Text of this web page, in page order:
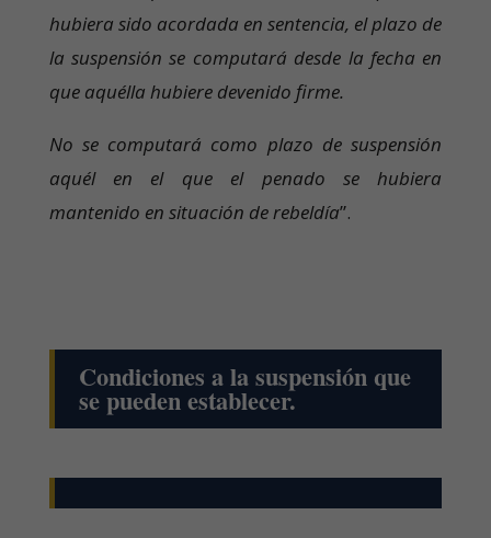
hubiera sido acordada en sentencia, el plazo de
la suspensión se computará desde la fecha en
que aquélla hubiere devenido firme.
No se computará como plazo de suspensión
aquél en el que el penado se hubiera
mantenido en situación de rebeldía”.
Condiciones a la suspensión que
se pueden establecer.